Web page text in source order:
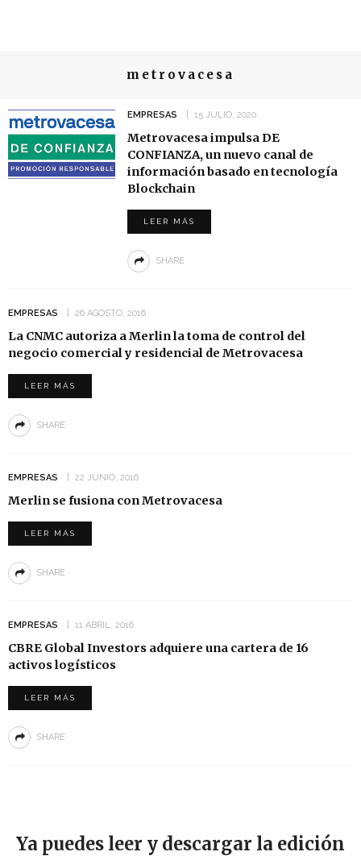
metrovacesa
EMPRESAS 15 JULIO, 2020
Metrovacesa impulsa DE
CONFIANZA, un nuevo canal de
información basado en tecnología
Blockchain
LEER MÁS
SHARE
EMPRESAS 26 AGOSTO, 2016
La CNMC autoriza a Merlin la toma de control del
negocio comercial y residencial de Metrovacesa
LEER MÁS
SHARE
EMPRESAS 22 JUNIO, 2016
Merlin se fusiona con Metrovacesa
LEER MÁS
SHARE
EMPRESAS 11 ABRIL, 2016
CBRE Global Investors adquiere una cartera de 16
activos logísticos
LEER MÁS
SHARE
Ya puedes leer y descargar la edición